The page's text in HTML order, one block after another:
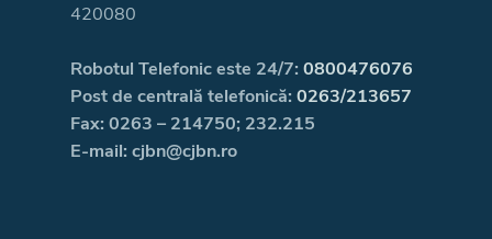
420080
Robotul Telefonic este 24/7: 0800476076
Post de centrală telefonică: 0263/213657
Fax: 0263 – 214750; 232.215
E-mail: cjbn@cjbn.ro